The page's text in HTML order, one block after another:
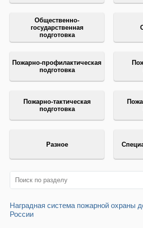
Общественно-
государственная
подготовка
Пожарно-профилактическая
подготовка
Пожарно-тактическая
подготовка
Разное
Наградная система пожарной охраны
России